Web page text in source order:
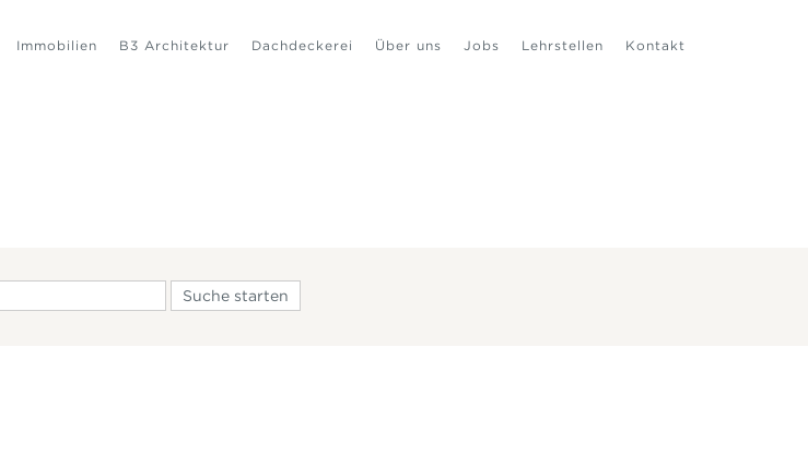
Immobilien B3 Architektur Dachdeckerei Über uns Jobs Lehrstellen Kontakt